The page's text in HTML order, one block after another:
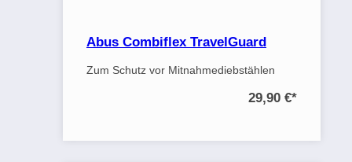
Abus Combiflex TravelGuard
Zum Schutz vor Mitnahmediebstählen
29,90 €*